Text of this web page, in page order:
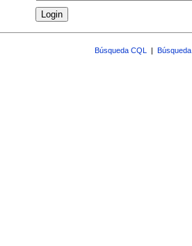
Búsqueda CQL |